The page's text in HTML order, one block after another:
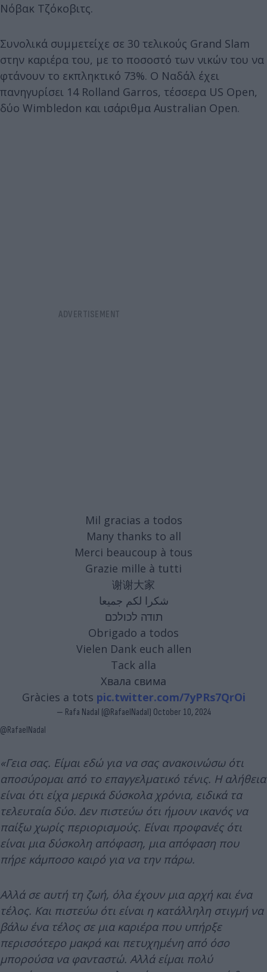
Νόβακ Τζόκοβιτς.
Συνολικά συμμετείχε σε 30 τελικούς Grand Slam
στην καριέρα του, με το ποσοστό των νικών του να
φτάνουν το εκπληκτικό 73%. Ο Ναδάλ έχει
πανηγυρίσει 14 Rolland Garros, τέσσερα US Open,
δύο Wimbledon και ισάριθμα Australian Open.
Mil gracias a todos
Many thanks to all
Merci beaucoup à tous
Grazie mille à tutti
谢谢大家
شكرا لكم جميعا
תודה לכולכם
Obrigado a todos
Vielen Dank euch allen
Tack alla
Хвала свима
Gràcies a tots pic.twitter.com/7yPRs7QrOi
— Rafa Nadal (@RafaelNadal) October 10, 2024
@RafaelNadal
«Γεια σας. Είμαι εδώ για να σας ανακοινώσω ότι
αποσύρομαι από το επαγγελματικό τένις. Η αλήθεια
είναι ότι είχα μερικά δύσκολα χρόνια, ειδικά τα
τελευταία δύο. Δεν πιστεύω ότι ήμουν ικανός να
παίξω χωρίς περιορισμούς. Είναι προφανές ότι
είναι μια δύσκολη απόφαση, μια απόφαση που
πήρε κάμποσο καιρό για να την πάρω.
Αλλά σε αυτή τη ζωή, όλα έχουν μια αρχή και ένα
τέλος. Και πιστεύω ότι είναι η κατάλληλη στιγμή να
βάλω ένα τέλος σε μια καριέρα που υπήρξε
περισσότερο μακρά και πετυχημένη από όσο
μπορούσα να φανταστώ. Αλλά είμαι πολύ